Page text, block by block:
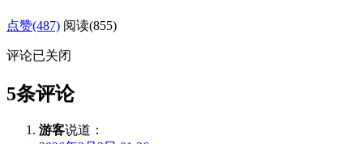
点赞(487) 阅读(855)
评论已关闭
5条评论
游客说道：